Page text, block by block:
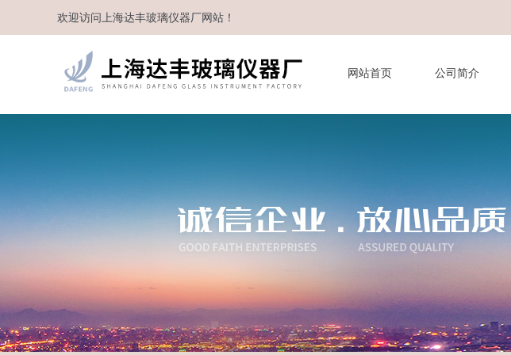
欢迎访问 上海达丰玻璃仪器厂网站！
网站首页 公司简介